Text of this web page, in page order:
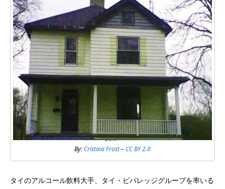
By:Cristina Frost–CC BY 2.0
タイのアルコール飲料大手、タイ・ビバレッジグループを率いる